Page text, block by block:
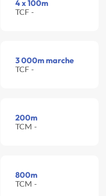
4 x 100m
TCF -
3 000m marche
TCF -
200m
TCM -
800m
TCM -